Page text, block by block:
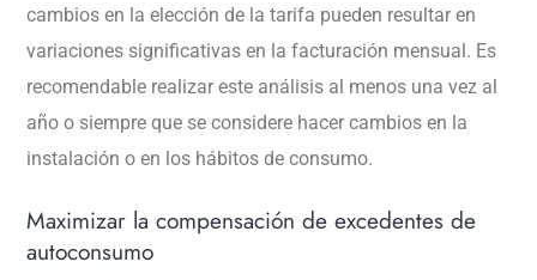
cambios en la elección de la tarifa pueden resultar en
variaciones significativas en la facturación mensual. Es
recomendable realizar este análisis al menos una vez al
año o siempre que se considere hacer cambios en la
instalación o en los hábitos de consumo.
Maximizar la compensación de excedentes de
autoconsumo